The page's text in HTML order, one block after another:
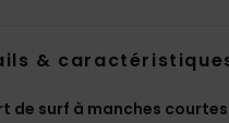
&
de surf à manches courtes